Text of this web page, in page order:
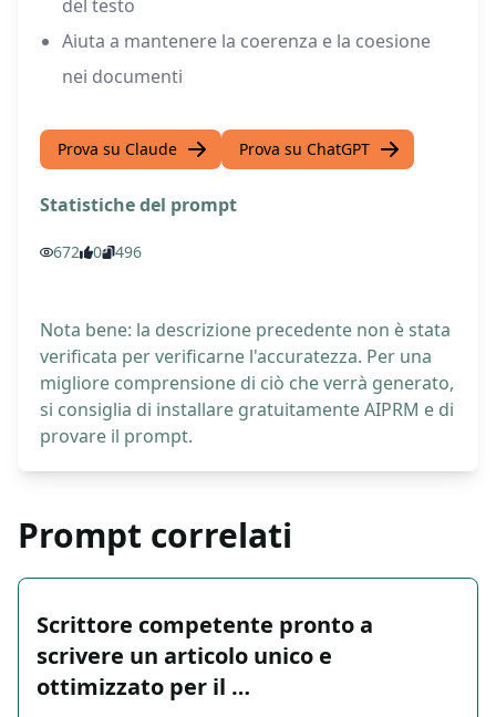
del testo
Aiuta a mantenere la coerenza e la coesione
nei documenti
Prova su Claude Prova su ChatGPT
Statistiche del prompt
672 0 496
Nota bene: la descrizione precedente non è stata
verificata per verificarne l'accuratezza. Per una
migliore comprensione di ciò che verrà generato,
si consiglia di installare gratuitamente AIPRM e di
provare il prompt.
Prompt correlati
Scrittore competente pronto a
scrivere un articolo unico e
ottimizzato per il …